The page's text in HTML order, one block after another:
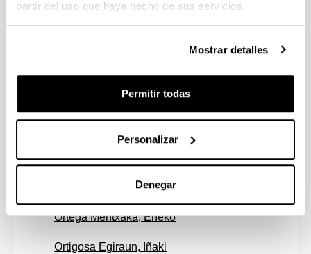
partir del uso que haya hecho de sus servicios.
Mostrar detalles
Permitir todas
Personalizar
Denegar
Lopez Martinez De Marigorta, Eneko
Martinez Sobrino, Alejandro
Mugica Alustiza, Jose Antonio
Onaindia Martinez, Aritz
Ortega Mentxaka, Eneko
Ortigosa Egiraun, Iñaki